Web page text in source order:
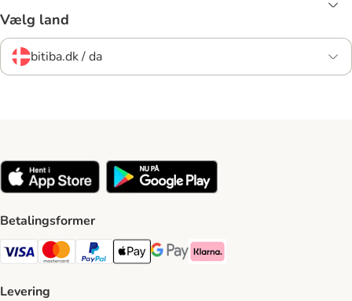
Vælg land
bitiba.dk / da
Betalingsformer
VISA Payment Method
Mastercard Payment Method
Paypal Payment Method
Apple Pay Payment Method
Google Pay Payment Method
Klarna Payment Method
Levering